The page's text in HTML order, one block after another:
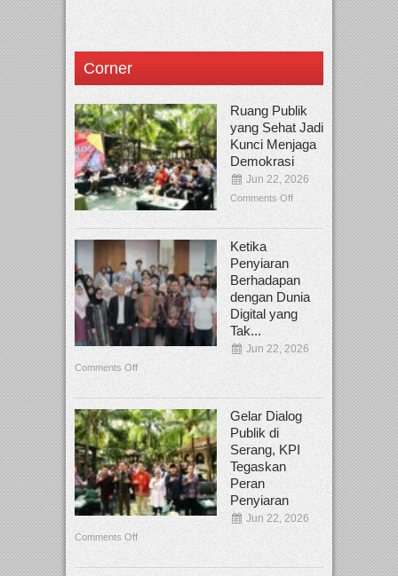
Corner
Ruang Publik
yang Sehat Jadi
Kunci Menjaga
Demokrasi
Jun 22, 2026
Comments Off
Ketika
Penyiaran
Berhadapan
dengan Dunia
Digital yang
Tak...
Jun 22, 2026
Comments Off
Gelar Dialog
Publik di
Serang, KPI
Tegaskan
Peran
Penyiaran
Jun 22, 2026
Comments Off